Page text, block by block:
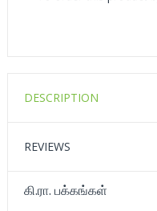
DESCRIPTION
REVIEWS
கி.ரா. பக்கங்கள்